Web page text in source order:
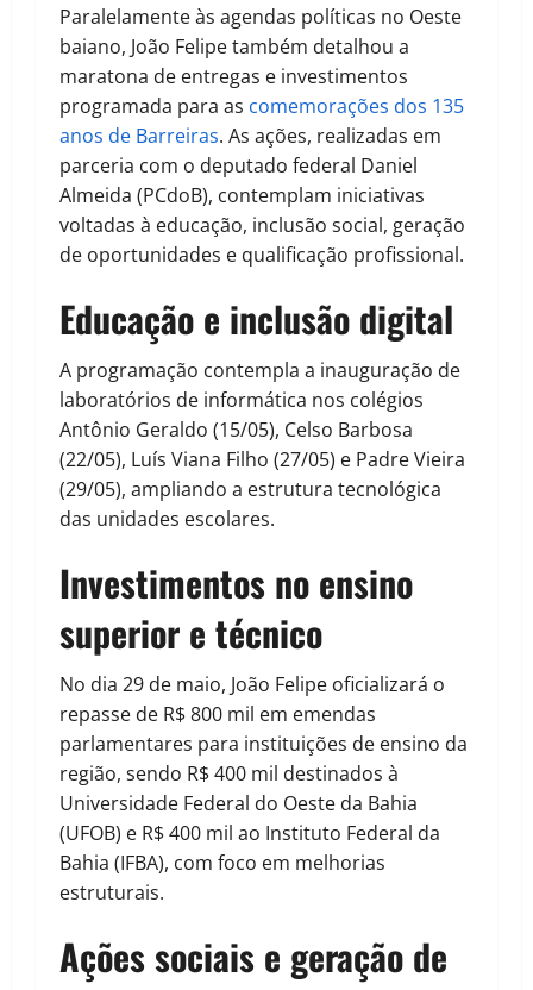
Paralelamente às agendas políticas no Oeste
baiano, João Felipe também detalhou a
maratona de entregas e investimentos
programada para as comemorações dos 135
anos de Barreiras. As ações, realizadas em
parceria com o deputado federal Daniel
Almeida (PCdoB), contemplam iniciativas
voltadas à educação, inclusão social, geração
de oportunidades e qualificação profissional.
Educação e inclusão digital
A programação contempla a inauguração de
laboratórios de informática nos colégios
Antônio Geraldo (15/05), Celso Barbosa
(22/05), Luís Viana Filho (27/05) e Padre Vieira
(29/05), ampliando a estrutura tecnológica
das unidades escolares.
Investimentos no ensino
superior e técnico
No dia 29 de maio, João Felipe oficializará o
repasse de R$ 800 mil em emendas
parlamentares para instituições de ensino da
região, sendo R$ 400 mil destinados à
Universidade Federal do Oeste da Bahia
(UFOB) e R$ 400 mil ao Instituto Federal da
Bahia (IFBA), com foco em melhorias
estruturais.
Ações sociais e geração de